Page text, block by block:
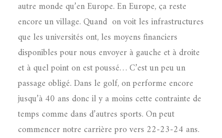
autre monde qu’en Europe. En Europe, ça reste
encore un village. Quand on voit les infrastructures
que les universités ont, les moyens financiers
disponibles pour nous envoyer à gauche et à droite
et à quel point on est poussé… C’est un peu un
passage obligé. Dans le golf, on performe encore
jusqu’à 40 ans donc il y a moins cette contrainte de
temps comme dans d’autres sports. On peut
commencer notre carrière pro vers 22-23-24 ans.